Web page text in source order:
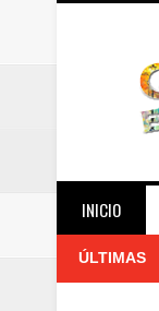
INICIO
ÚLTIMAS